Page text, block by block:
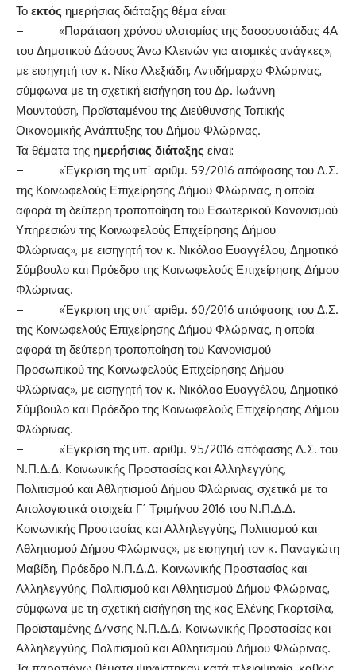
Το εκτός ημερήσιας διάταξης θέμα είναι:
– «Παράταση χρόνου υλοτομίας της δασοσυστάδας 4Α
του Δημοτικού Δάσους Άνω Κλεινών για ατομικές ανάγκες»,
με εισηγητή τον κ. Νίκο Αλεξιάδη, Αντιδήμαρχο Φλώρινας,
σύμφωνα με τη σχετική εισήγηση του Δρ. Ιωάννη
Μουντούση, Προϊσταμένου της Διεύθυνσης Τοπικής
Οικονομικής Ανάπτυξης του Δήμου Φλώρινας.
Τα θέματα της ημερήσιας διάταξης είναι:
– «Έγκριση της υπ΄ αριθμ. 59/2016 απόφασης του Δ.Σ.
της Κοινωφελούς Επιχείρησης Δήμου Φλώρινας, η οποία
αφορά τη δεύτερη τροποποίηση του Εσωτερικού Κανονισμού
Υπηρεσιών της Κοινωφελούς Επιχείρησης Δήμου
Φλώρινας», με εισηγητή τον κ. Νικόλαο Ευαγγέλου, Δημοτικό
Σύμβουλο και Πρόεδρο της Κοινωφελούς Επιχείρησης Δήμου
Φλώρινας.
– «Έγκριση της υπ΄ αριθμ. 60/2016 απόφασης του Δ.Σ.
της Κοινωφελούς Επιχείρησης Δήμου Φλώρινας, η οποία
αφορά τη δεύτερη τροποποίηση του Κανονισμού
Προσωπικού της Κοινωφελούς Επιχείρησης Δήμου
Φλώρινας», με εισηγητή τον κ. Νικόλαο Ευαγγέλου, Δημοτικό
Σύμβουλο και Πρόεδρο της Κοινωφελούς Επιχείρησης Δήμου
Φλώρινας.
– «Έγκριση της υπ. αριθμ. 95/2016 απόφασης Δ.Σ. του
Ν.Π.Δ.Δ. Κοινωνικής Προστασίας και Αλληλεγγύης,
Πολιτισμού και Αθλητισμού Δήμου Φλώρινας, σχετικά με τα
Απολογιστικά στοιχεία Γ΄ Τριμήνου 2016 του Ν.Π.Δ.Δ.
Κοινωνικής Προστασίας και Αλληλεγγύης, Πολιτισμού και
Αθλητισμού Δήμου Φλώρινας», με εισηγητή τον κ. Παναγιώτη
Μαβίδη, Πρόεδρο Ν.Π.Δ.Δ. Κοινωνικής Προστασίας και
Αλληλεγγύης, Πολιτισμού και Αθλητισμού Δήμου Φλώρινας,
σύμφωνα με τη σχετική εισήγηση της κας Ελένης Γκορτσίλα,
Προϊσταμένης Δ/νσης Ν.Π.Δ.Δ. Κοινωνικής Προστασίας και
Αλληλεγγύης, Πολιτισμού και Αθλητισμού Δήμου Φλώρινας.